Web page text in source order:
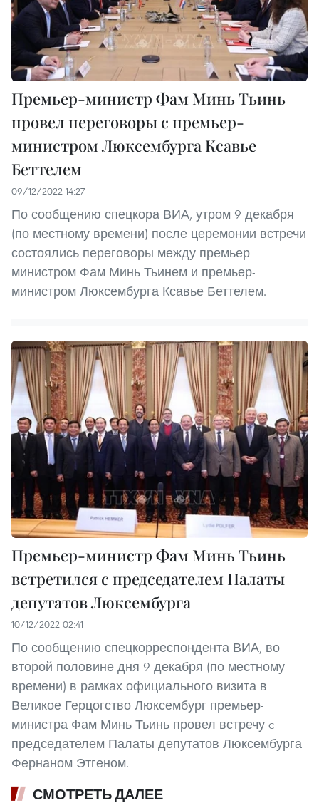
Премьер-министр Фам Минь Тьинь
провел переговоры с премьер-
министром Люксембурга Ксавье
Беттелем
09/12/2022 14:27
По сообщению спецкора ВИА, утром 9 декабря
(по местному времени) после церемонии встречи
состоялись переговоры между премьер-
министром Фам Минь Тьинем и премьер-
министром Люксембурга Ксавье Беттелем.
Премьер-министр Фам Минь Тьинь
встретился c председателем Палаты
депутатов Люксембурга
10/12/2022 02:41
По сообщению спецкорреспондента ВИА, во
второй половине дня 9 декабря (по местному
времени) в рамках официального визита в
Великое Герцогство Люксембург премьер-
министра Фам Минь Тьинь провел встречу c
председателем Палаты депутатов Люксембурга
Фернаном Этгеном.
СМОТРЕТЬ ДАЛЕЕ